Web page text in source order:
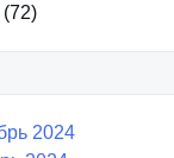
(72)
2024